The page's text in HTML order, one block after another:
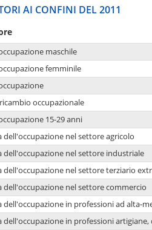
AI CONFINI DEL 2011
maschile
femminile
occupazionale
15-29 anni
dell'occupazione nel settore agricolo
dell'occupazione nel settore industriale
dell'occupazione nel settore terziario
dell'occupazione nel settore commercio
dell'occupazione in professioni ad alta-
dell'occupazione in professioni artigiane,